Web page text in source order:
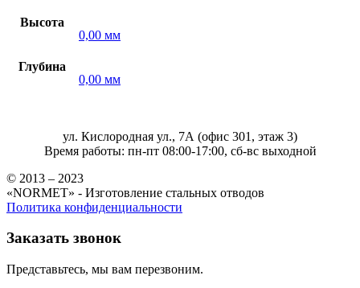
Высота
0,00 мм
Глубина
0,00 мм
ул. Кислородная ул., 7А (офис 301, этаж 3)
Время работы: пн-пт 08:00-17:00, сб-вс выходной
© 2013 – 2023
«NORMET» - Изготовление стальных отводов
Политика конфиденциальности
Заказать звонок
Представьтесь, мы вам перезвоним.